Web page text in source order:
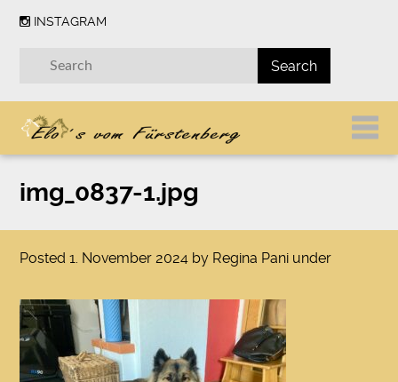
INSTAGRAM
img_0837-1.jpg
Posted1. November 2024 by Regina Pani under